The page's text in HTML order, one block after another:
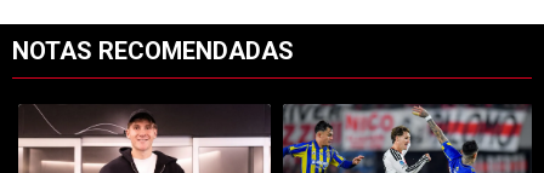
NOTAS RECOMENDADAS
Un artículo de tendencia con el título "Increíble: por qué Facundo
Un artículo de tendencia con el